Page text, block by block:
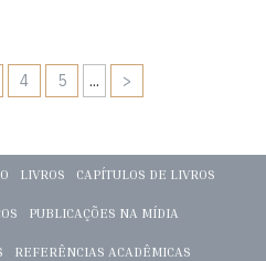
4 5 ... >
LIVROS CAPÍTULOS DE LIVROS
PUBLICAÇÕES NA MÍDIA
REFERÊNCIAS ACADÊMICAS